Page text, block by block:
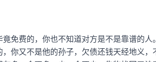
免费的，你也不知道对方是不是靠谱的
你又不是他的孙子，欠债还钱天经地义